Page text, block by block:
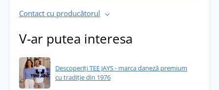
Contact cu producătorul
V-ar putea interesa
Descoperiți TEE JAYS - marca daneză premium
cu tradiție din 1976